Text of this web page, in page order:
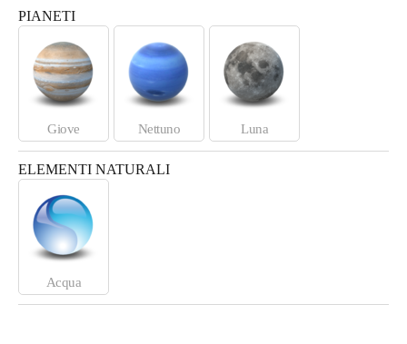
PIANETI
Giove Nettuno Luna
ELEMENTI NATURALI
Acqua